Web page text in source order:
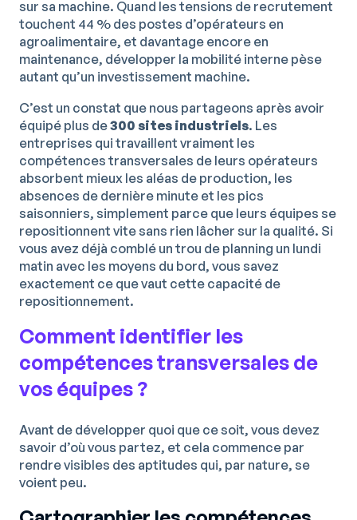
sur sa machine. Quand les tensions de recrutement
touchent 44 % des postes d’opérateurs en
agroalimentaire, et davantage encore en
maintenance, développer la mobilité interne pèse
autant qu’un investissement machine.
C’est un constat que nous partageons après avoir
équipé plus de300 sites industriels. Les
entreprises qui travaillent vraiment les
compétences transversales de leurs opérateurs
absorbent mieux les aléas de production, les
absences de dernière minute et les pics
saisonniers, simplement parce que leurs équipes se
repositionnent vite sans rien lâcher sur la qualité. Si
vous avez déjà comblé un trou de planning un lundi
matin avec les moyens du bord, vous savez
exactement ce que vaut cette capacité de
repositionnement.
Comment identifier les
compétences transversales de
vos équipes ?
Avant de développer quoi que ce soit, vous devez
savoir d’où vous partez, et cela commence par
rendre visibles des aptitudes qui, par nature, se
voient peu.